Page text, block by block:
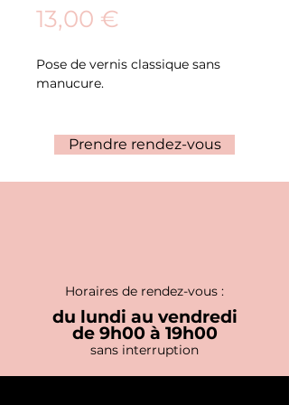
13,00 €
Pose de vernis classique sans
manucure.
Prendre rendez-vous
Horaires de rendez-vous :
du lundi au vendredi
de 9h00 à 19h00
sans interruption